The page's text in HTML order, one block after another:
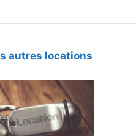
autres locations